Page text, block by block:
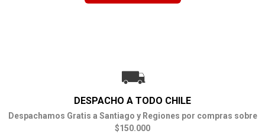
DESPACHO A TODO CHILE
Despachamos Gratis a Santiago y Regiones por compras sobre
$150.000